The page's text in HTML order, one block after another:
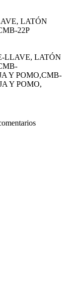
LATÓN
22P
LLAVE, LATÓN
Y POMO,CMB-
Y POMO,